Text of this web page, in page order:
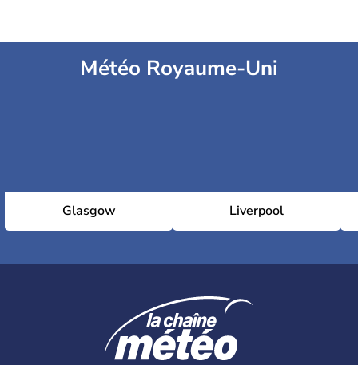
Météo Royaume-Uni
Glasgow Liverpool